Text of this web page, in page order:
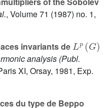
, Volume 71 (1987) no. 1,
invariants de
( )
analysis(Publ.
XI, Orsay, 1981, Exp.
du type de Beppo